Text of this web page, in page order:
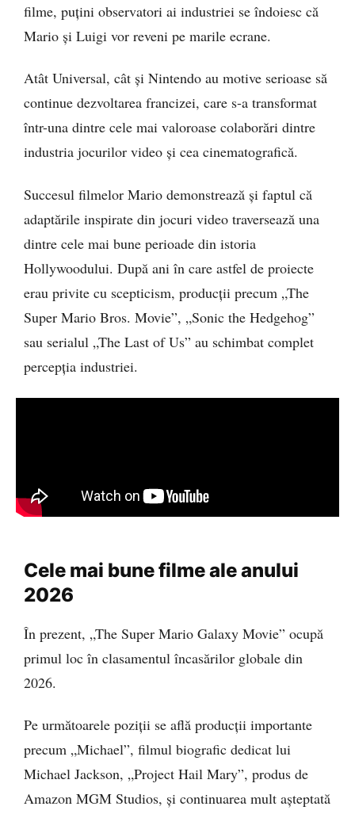
filme, puțini observatori ai industriei se îndoiesc că
Mario și Luigi vor reveni pe marile ecrane.
Atât Universal, cât și Nintendo au motive serioase să
continue dezvoltarea francizei, care s-a transformat
într-una dintre cele mai valoroase colaborări dintre
industria jocurilor video și cea cinematografică.
Succesul filmelor Mario demonstrează și faptul că
adaptările inspirate din jocuri video traversează una
dintre cele mai bune perioade din istoria
Hollywoodului. După ani în care astfel de proiecte
erau privite cu scepticism, producții precum „The
Super Mario Bros. Movie”, „Sonic the Hedgehog”
sau serialul „The Last of Us” au schimbat complet
percepția industriei.
Cele mai bune filme ale anului
2026
În prezent, „The Super Mario Galaxy Movie” ocupă
primul loc în clasamentul încasărilor globale din
2026.
Pe următoarele poziții se află producții importante
precum „Michael”, filmul biografic dedicat lui
Michael Jackson, „Project Hail Mary”, produs de
Amazon MGM Studios, și continuarea mult așteptată